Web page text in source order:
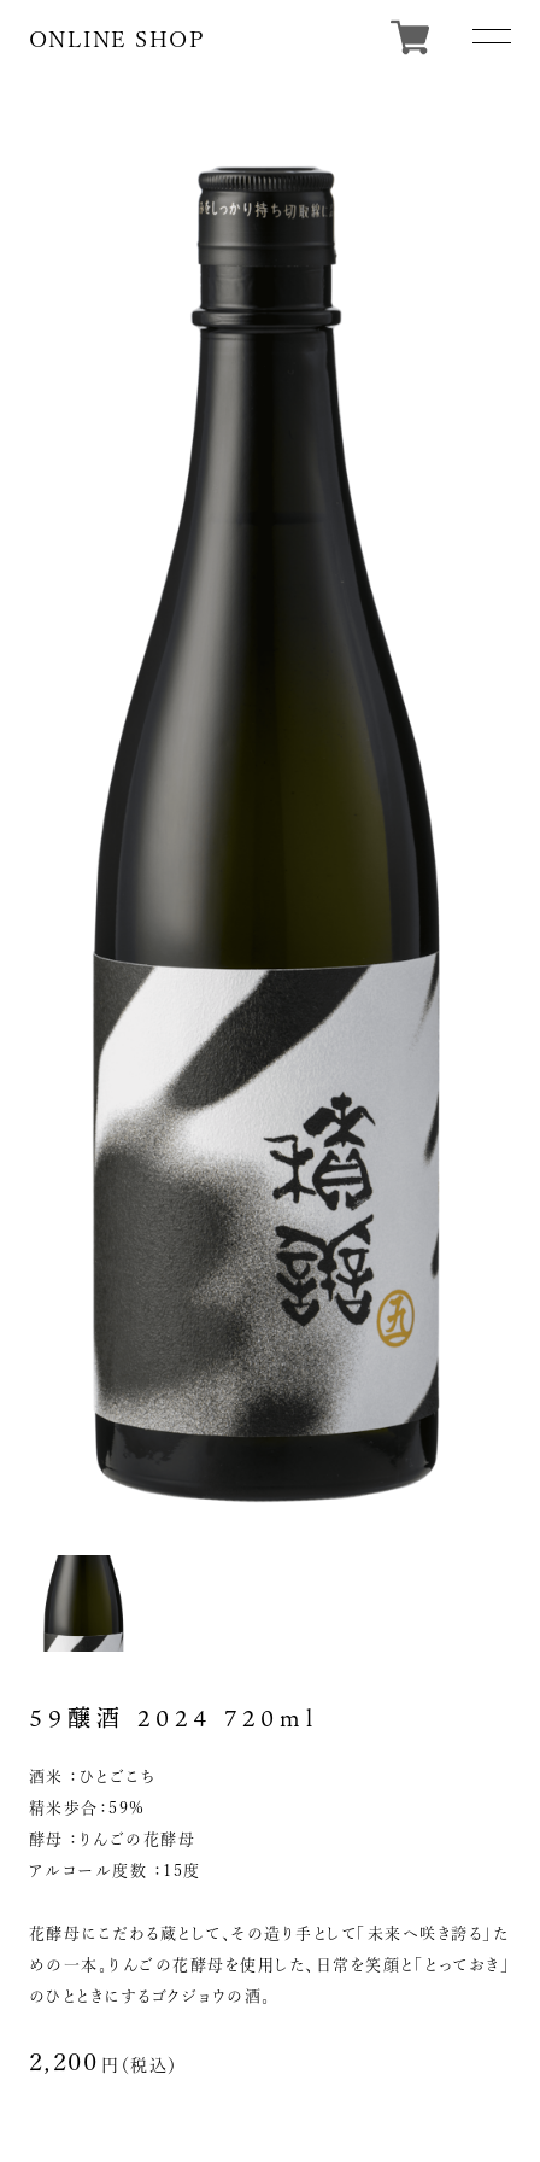
ONLINE SHOP
59醸酒 2024 720ml
酒米 ：ひとごこち
精米歩合：59%
酵母 ：りんごの花酵母
アルコール度数 ：15度
花酵母にこだわる蔵として、その造り手として「未来へ咲き誇る」た
めの一本。りんごの花酵母を使用した、日常を笑顔と「とっておき」
のひとときにするゴクジョウの酒。
2,200 円（税込）